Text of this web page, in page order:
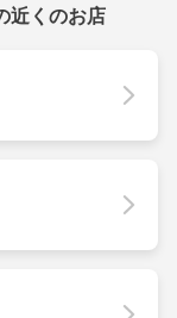
近くのお店